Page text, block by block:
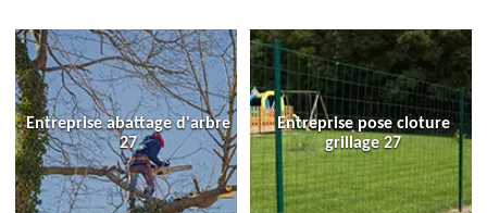
Entreprise abattage d'arbre
27
Entreprise pose cloture
grillage 27